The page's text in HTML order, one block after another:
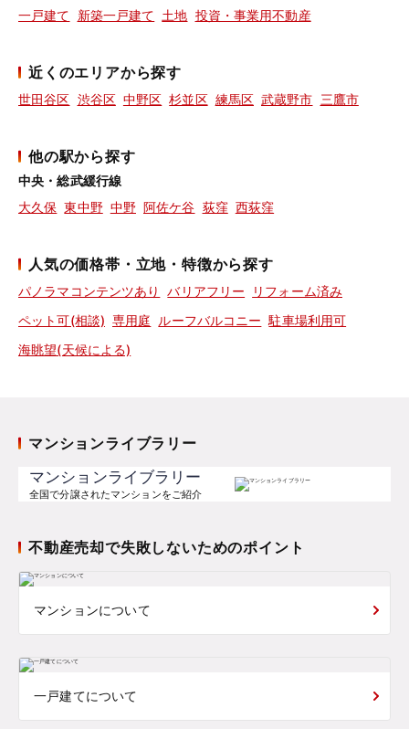
一戸建て 新築一戸建て 土地 投資・事業用不動産
近くのエリアから探す
世田谷区 渋谷区 中野区 杉並区 練馬区 武蔵野市 三鷹市
他の駅から探す
中央・総武緩行線
大久保 東中野 中野 阿佐ケ谷 荻窪 西荻窪
人気の価格帯・立地・特徴から探す
パノラマコンテンツあり バリアフリー
リフォーム済み
ペット可(相談) 専用庭 ルーフバルコニー 駐車場利用可
海眺望(天候による)
マンションライブラリー
マンションライブラリー
全国で分譲されたマンションをご紹介
不動産売却で失敗しないためのポイント
マンションについて
一戸建てについて